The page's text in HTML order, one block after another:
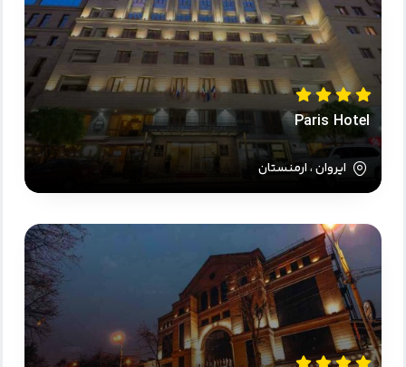
Paris Hotel
ایروان ، ارمنستان